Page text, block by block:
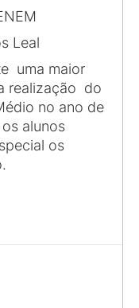
Leal
uma maior
realização do
no ano de
alunos
os